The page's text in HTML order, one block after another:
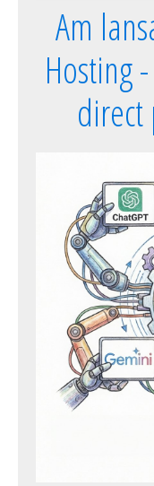
Am
Hosting
direct